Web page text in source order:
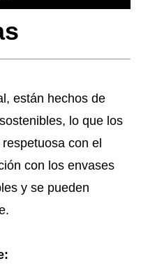
están hechos de
lo que los
con el
con los envases
y se pueden